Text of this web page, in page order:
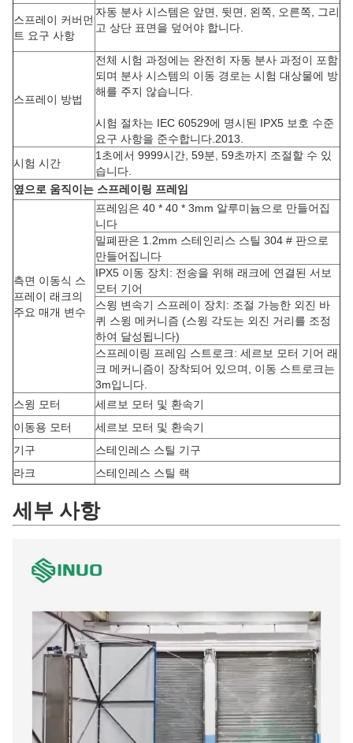
스프레이 커버먼
트 요구 사항
자동 분사 시스템은 앞면, 뒷면, 왼쪽, 오른쪽, 그리
고 상단 표면을 덮어야 합니다.
스프레이 방법
전체 시험 과정에는 완전히 자동 분사 과정이 포함
되며 분사 시스템의 이동 경로는 시험 대상물에 방
해를 주지 않습니다.
시험 절차는 IEC 60529에 명시된 IPX5 보호 수준
요구 사항을 준수합니다.2013.
시험 시간
1초에서 9999시간, 59분, 59초까지 조절할 수 있
습니다.
옆으로 움직이는 스프레이링 프레임
측면 이동식 스
프레이 래크의
주요 매개 변수
프레임은 40 * 40 * 3mm 알루미늄으로 만들어집
니다
밀폐판은 1.2mm 스테인리스 스틸 304 # 판으로
만들어집니다
IPX5 이동 장치: 전송을 위해 래크에 연결된 서보
모터 기어
스윙 변속기 스프레이 장치: 조절 가능한 외진 바
퀴 스윙 메커니즘 (스윙 각도는 외진 거리를 조정
하여 달성됩니다)
스프레이링 프레임 스트로크: 세르보 모터 기어 래
크 메커니즘이 장착되어 있으며, 이동 스트로크는
3m입니다.
스윙 모터
세르보 모터 및 환속기
이동용 모터
세르보 모터 및 환속기
기구
스테인레스 스틸 기구
라크
스테인레스 스틸 랙
세부 사항